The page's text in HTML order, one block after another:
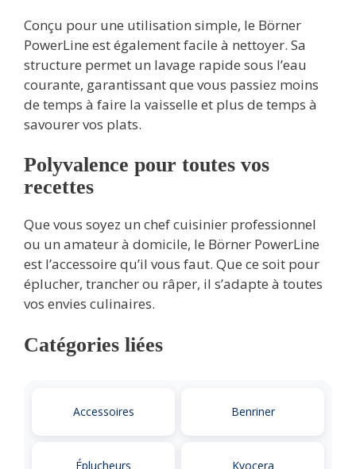
Conçu pour une utilisation simple, le Börner
PowerLine est également facile à nettoyer. Sa
structure permet un lavage rapide sous l’eau
courante, garantissant que vous passiez moins
de temps à faire la vaisselle et plus de temps à
savourer vos plats.
Polyvalence pour toutes vos
recettes
Que vous soyez un chef cuisinier professionnel
ou un amateur à domicile, le Börner PowerLine
est l’accessoire qu’il vous faut. Que ce soit pour
éplucher, trancher ou râper, il s’adapte à toutes
vos envies culinaires.
Catégories liées
Accessoires Benriner
Éplucheurs Kyocera